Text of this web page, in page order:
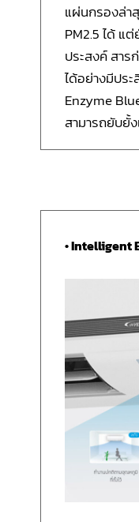
แผ่นกรองล่า
PM2.5 ได้ แ
ประสงค์ สาร
ได้อย่างมีปร
Enzyme
สามารถยับยั้
• Intelligent